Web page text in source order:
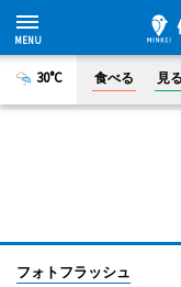
30°C 食べる 見
フォトフラッシュ